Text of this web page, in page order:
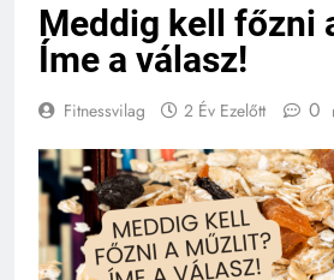
Meddig kell főzni
Íme a válasz!
Fitnessvilag 2 Év Ezelőtt 0